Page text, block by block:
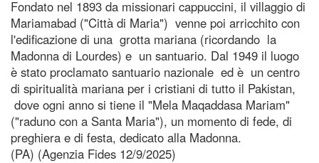
Fondato nel 1893 da missionari cappuccini, il villaggio di
Mariamabad ("Città di Maria") venne poi arricchito con
l'edificazione di una grotta mariana (ricordando la
Madonna di Lourdes) e un santuario. Dal 1949 il luogo
è stato proclamato santuario nazionale ed è un centro
di spiritualità mariana per i cristiani di tutto il Pakistan,
dove ogni anno si tiene il "Mela Maqaddasa Mariam"
("raduno con a Santa Maria"), un momento di fede, di
preghiera e di festa, dedicato alla Madonna.
(PA) (Agenzia Fides 12/9/2025)